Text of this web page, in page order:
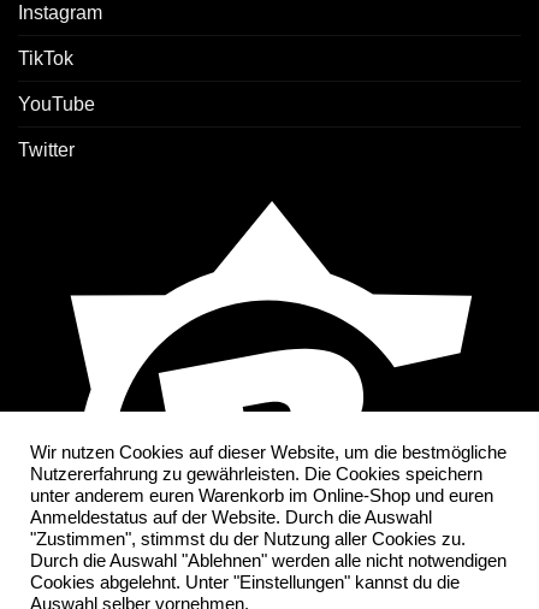
Instagram
TikTok
YouTube
Twitter
Wir nutzen Cookies auf dieser Website, um die bestmögliche
Nutzererfahrung zu gewährleisten. Die Cookies speichern
unter anderem euren Warenkorb im Online-Shop und euren
Anmeldestatus auf der Website. Durch die Auswahl
"Zustimmen", stimmst du der Nutzung aller Cookies zu.
Durch die Auswahl "Ablehnen" werden alle nicht notwendigen
Cookies abgelehnt. Unter "Einstellungen" kannst du die
Auswahl selber vornehmen.